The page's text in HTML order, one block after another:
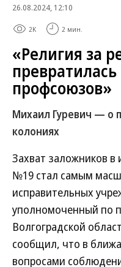
26.08.2024, 12:10
2K 2 мин.
«Религия за
профсоюзов»
Михаил Гуревич — о
колониях
Захват заложников в
№19 стал самым
исправительных
уполномоченный по
Волгоградской
сообщил, что в
вопросами